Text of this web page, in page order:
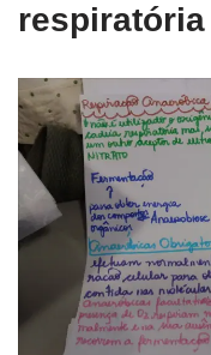
respiratória